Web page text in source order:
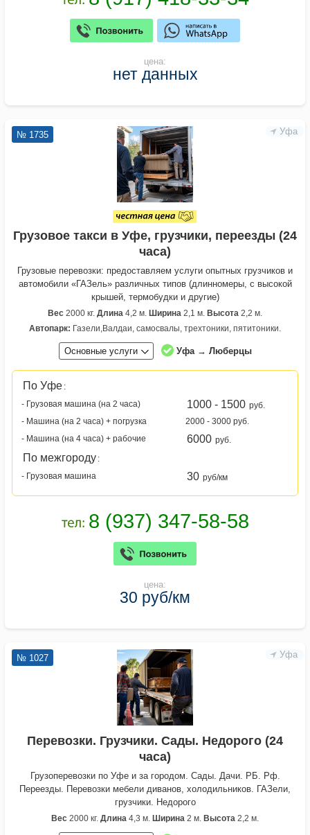
цена:
нет данных
Уфа
№ 1735
Грузовое такси в Уфе, грузчики, переезды (24
часа)
Грузовые перевозки: предоставляем услуги опытных грузчиков и
автомобили «ГАЗель» различных типов (длинномеры, с высокой
крышей, термобудки и другие)
Вес 2000 кг. Длина 4,2 м. Ширина 2,1 м. Высота 2,2 м.
Автопарк: Газели,Валдаи, самосвалы, трехтоники, пятитоники.
Основные услуги Уфа → Люберцы
По Уфе :
- Грузовая машина (на 2 часа)
1000 - 1500 руб.
- Машина (на 2 часа) + погрузка
2000 - 3000 руб.
- Машина (на 4 часа) + рабочие
6000 руб.
По межгороду :
- Грузовая машина
30 руб/км
цена:
30 руб/км
Уфа
№ 1027
Перевозки. Грузчики. Сады. Недорого (24
часа)
Грузоперевозки по Уфе и за городом. Сады. Дачи. РБ. Рф.
Переезды. Перевозки мебели диванов, холодильников. ГАЗели,
грузчики. Недорого
Вес 2000 кг. Длина 4,3 м. Ширина 2 м. Высота 2,2 м.